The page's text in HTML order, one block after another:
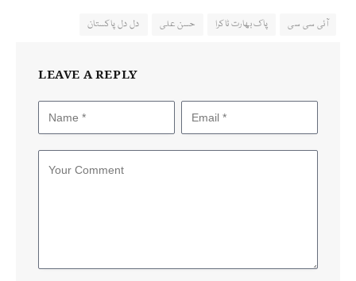
آئی سی سی پاک بھارت ٹاکرا حسن علی دل دل پاکستان
LEAVE A REPLY